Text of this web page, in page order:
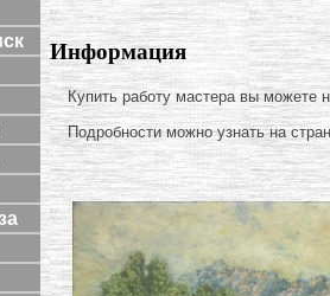
Информация
Купить работу мастера вы можете
Подробности можно узнать на